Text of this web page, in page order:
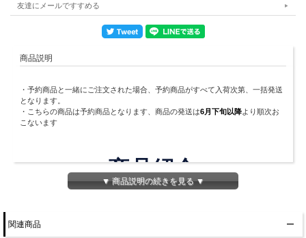
友達にメールですすめる
商品説明
・予約商品と一緒にご注文された場合、予約商品がすべて入荷次第、一括発送
となります。
・こちらの商品は予約商品となります、商品の発送は6月下旬以降より順次お
こないます
商品紹介
INTRODUCTION
Rising Heroes ラジオ マンデーナイトヒーロー」のラ
▼ 商品説明の続きを見る ▼
関連商品